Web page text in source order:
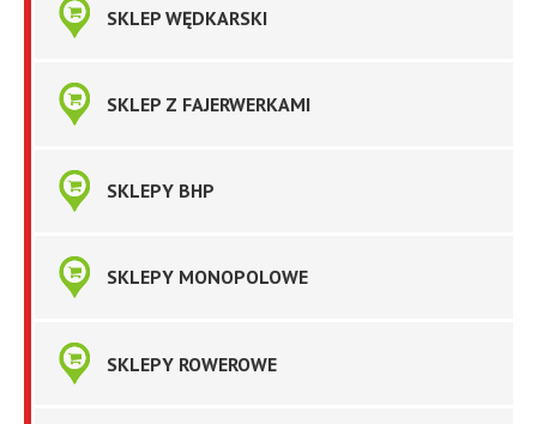
SKLEP WĘDKARSKI
SKLEP Z FAJERWERKAMI
SKLEPY BHP
SKLEPY MONOPOLOWE
SKLEPY ROWEROWE